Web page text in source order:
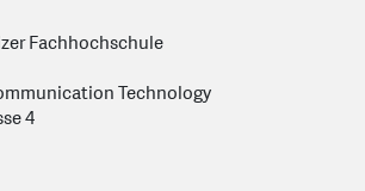
Fachhochschule
Technology
4